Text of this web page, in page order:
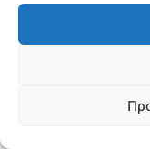
Page Visits:
00015